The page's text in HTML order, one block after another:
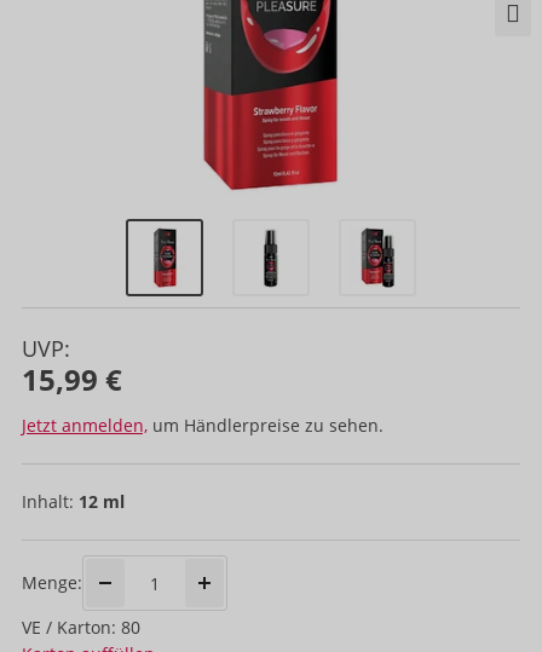
UVP:
15,99 €
Jetzt anmelden, um Händlerpreise zu sehen.
Inhalt: 12 ml
Menge:
VE / Karton: 80